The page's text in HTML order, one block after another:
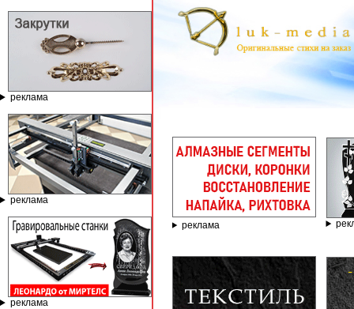
реклама
реклама
реклама
реклама